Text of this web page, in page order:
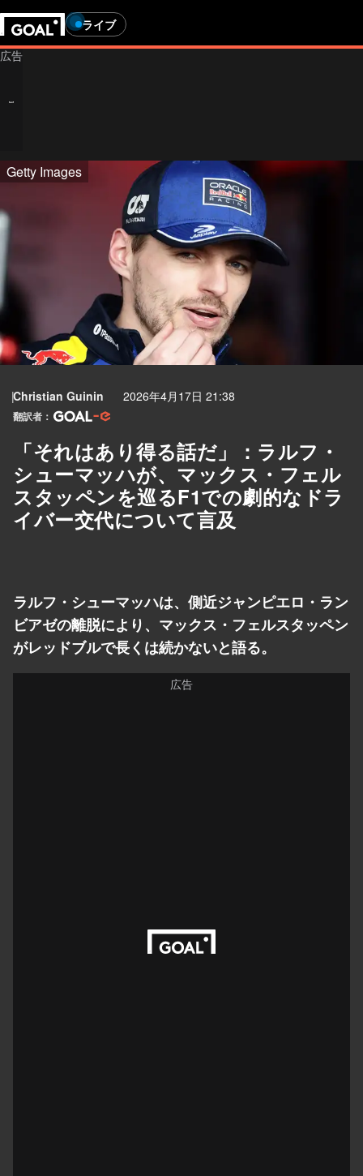
ライブ
Getty Images
Christian Guinin 2026年4月17日 21:38
翻訳者：
「それはあり得る話だ」：ラルフ・
シューマッハが、マックス・フェル
スタッペンを巡るF1での劇的なドラ
イバー交代について言及
ラルフ・シューマッハは、側近ジャンピエロ・ラン
ビアゼの離脱により、マックス・フェルスタッペン
がレッドブルで長くは続かないと語る。